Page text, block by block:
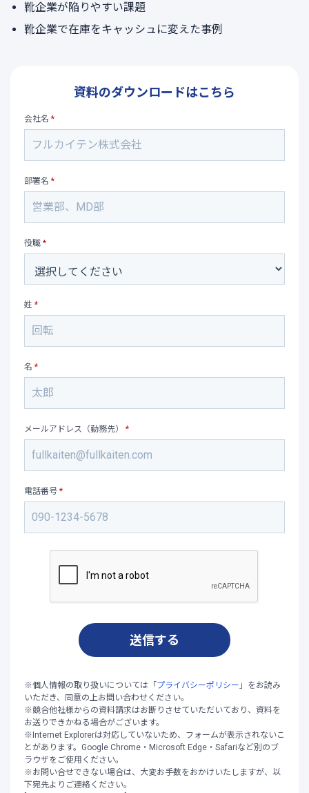
靴企業が陥りやすい課題
靴企業で在庫をキャッシュに変えた事例
資料のダウンロードはこちら
会社名 *
部署名 *
役職 *
姓 *
名 *
メールアドレス（勤務先） *
電話番号 *
※個人情報の取り扱いについては「 プライバシーポリシー 」をお読み
いただき、同意の上お問い合わせください。
※競合他社様からの資料請求はお断りさせていただいており、資料を
お送りできかねる場合がございます。
※Internet Explorerは対応していないため、フォームが表示されないこ
とがあります。Google Chrome・Microsoft Edge・Safariなど別のブ
ラウザをご使用ください。
※お問い合せできない場合は、大変お手数をおかけいたしますが、以
下宛先よりご連絡ください。